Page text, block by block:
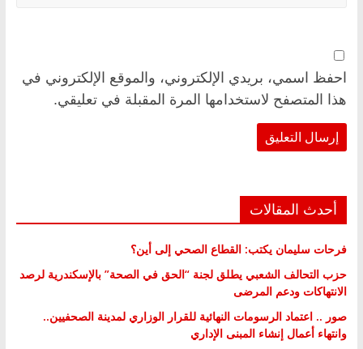
احفظ اسمي، بريدي الإلكتروني، والموقع الإلكتروني في
هذا المتصفح لاستخدامها المرة المقبلة في تعليقي.
أحدث المقالات
فرحات سليمان يكتب: القطاع الصحي إلى أين؟
حزب التحالف الشعبي يطلق لجنة “الحق في الصحة” بالإسكندرية لرصد
الانتهاكات ودعم المرضى
صور .. اعتماد الرسومات النهائية للقرار الوزاري لمدينة الصحفيين..
وانتهاء أعمال إنشاء المبنى الإداري